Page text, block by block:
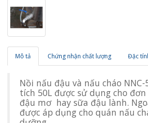
Mô tả Chứng nhận chất lượng Đặc
Nồi nấu đậu và nấu cháo NNC-
tích 50L được sử dụng cho
đậu mơ hay sữa đậu lành.
được áp dụng cho quán nấu